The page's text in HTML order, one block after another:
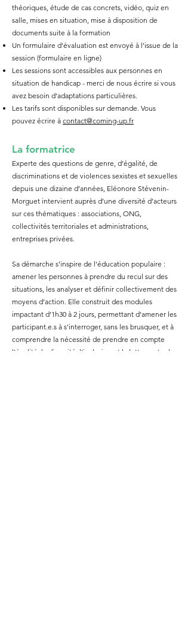
théoriques, étude de cas concrets, vidéo, quiz en
salle, mises en situation, mise à disposition de
documents suite à la formation
Un formulaire d'évaluation est envoyé à l'issue de la
session (formulaire en ligne)
Les sessions sont accessibles aux personnes en
situation de handicap - merci de nous écrire si vous
avez besoin d'adaptations particulières.
Les tarifs sont disponibles sur demande. Vous
pouvez écrire à contact@coming-up.fr
La formatrice
Experte des questions de genre, d’égalité, de
discriminations et de violences sexistes et sexuelles
depuis une dizaine d’années, Eléonore Stévenin-
Morguet intervient auprès d’une diversité d’acteurs
sur ces thématiques : associations, ONG,
collectivités territoriales et administrations,
entreprises privées.
Sa démarche s’inspire de l’éducation populaire :
amener les personnes à prendre du recul sur des
situations, les analyser et définir collectivement des
moyens d’action. Elle construit des modules
impactant d’1h30 à 2 jours, permettant d’amener les
participant.e.s à s’interroger, sans les brusquer, et à
comprendre la nécessité de prendre en compte
l’égalité, la diversité, l’inclusion et la lutte contre les